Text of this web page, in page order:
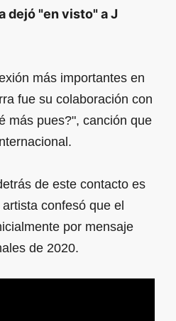
dejó "en visto" a J
más importantes en
fue su colaboración con
más pues?", canción que
de este contacto es
confesó que el
por mensaje
de 2020.